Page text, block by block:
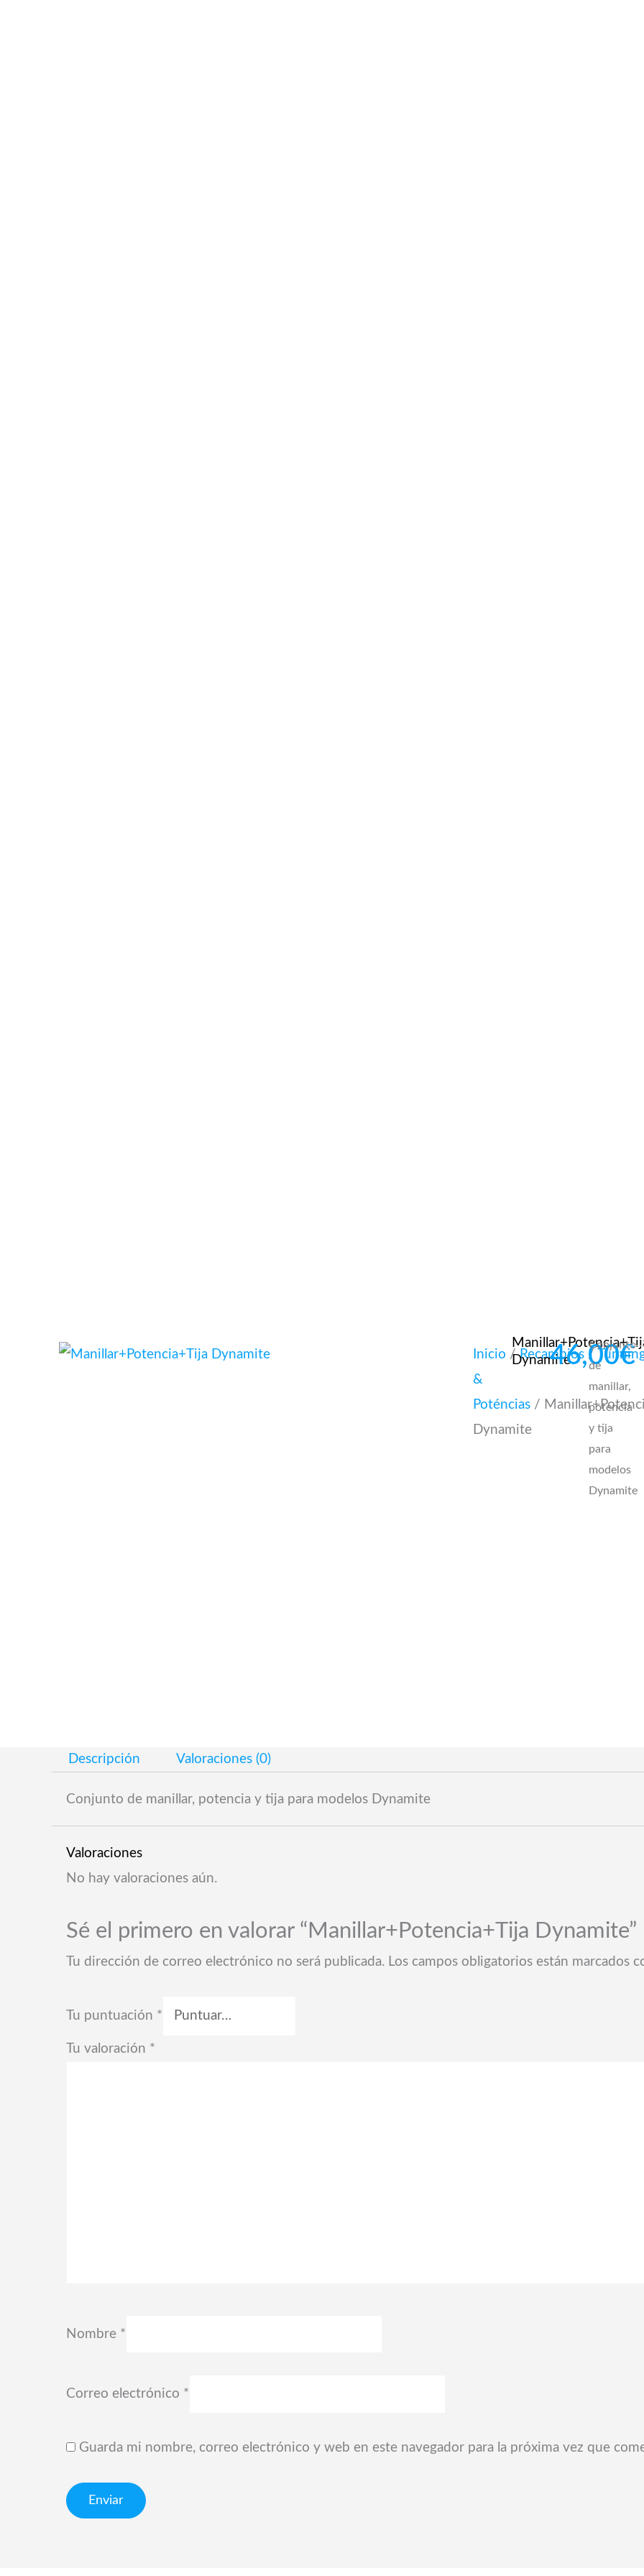
Inicio /Recambios /
&
Poténcias /
Dynamite
Dynamite46,00€
Conjunto
de
manillar,
potencia
y tija
para
modelos
Dynamite
Descripción Valoraciones (0)
Conjunto de manillar, potencia y tija para modelos Dynamite
Valoraciones
No hay valoraciones aún.
Sé el primero en valorar “Manillar+Potencia+Tija Dynamite”
Tu dirección de correo electrónico no será publicada. Los campos obligatorios están marcados
Tu puntuación *
Tu valoración *
Nombre *
Correo electrónico *
Guarda mi nombre, correo electrónico y web en este navegador para la próxima vez que